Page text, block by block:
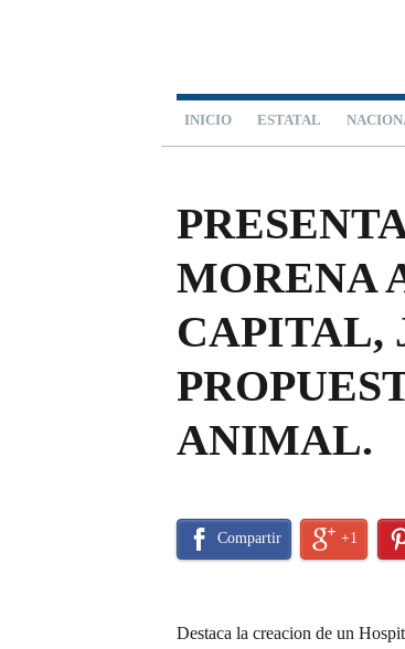
INICIO ESTATAL
MORENA
CAPITAL,
ANIMAL.
Compartir +1
Destaca la creacion de un